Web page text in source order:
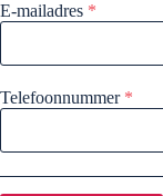
E-mailadres *
Telefoonnummer *